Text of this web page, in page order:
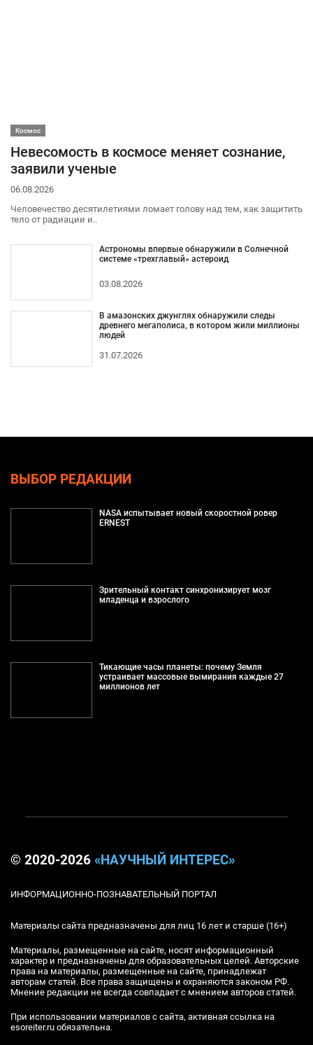
Космос
Невесомость в космосе меняет сознание,
заявили ученые
06.08.2026
Человечество десятилетиями ломает голову над тем, как защитить
тело от радиации и..
Астрономы впервые обнаружили в Солнечной
системе «трехглавый» астероид
03.08.2026
В амазонских джунглях обнаружили следы
древнего мегаполиса, в котором жили миллионы
людей
31.07.2026
ВЫБОР РЕДАКЦИИ
NASA испытывает новый скоростной ровер
ERNEST
Зрительный контакт синхронизирует мозг
младенца и взрослого
Тикающие часы планеты: почему Земля
устраивает массовые вымирания каждые 27
миллионов лет
© 2020-2026 «НАУЧНЫЙ ИНТЕРЕС»
ИНФОРМАЦИОННО-ПОЗНАВАТЕЛЬНЫЙ ПОРТАЛ
Материалы сайта предназначены для лиц 16 лет и старше (16+)
Материалы, размещенные на сайте, носят информационный
характер и предназначены для образовательных целей. Авторские
права на материалы, размещенные на сайте, принадлежат
авторам статей. Все права защищены и охраняются законом РФ.
Мнение редакции не всегда совпадает с мнением авторов статей.
При использовании материалов с сайта, активная ссылка на
esoreiter.ru обязательна.